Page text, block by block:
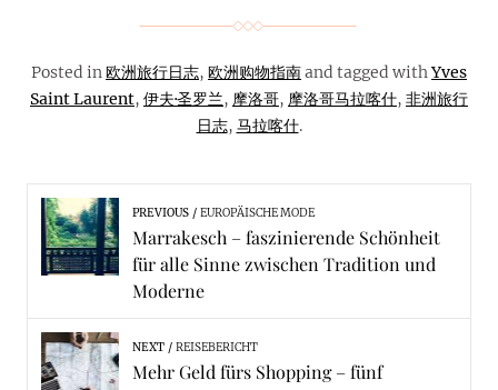
Posted in欧洲旅行日志, 欧洲购物指南and tagged withYves
Saint Laurent, 伊夫·圣罗兰, 摩洛哥, 摩洛哥马拉喀什, 非洲旅行
日志, 马拉喀什.
PREVIOUS EUROPÄISCHE MODE
Marrakesch – faszinierende Schönheit
für alle Sinne zwischen Tradition und
Moderne
NEXT REISEBERICHT
Mehr Geld fürs Shopping – fünf